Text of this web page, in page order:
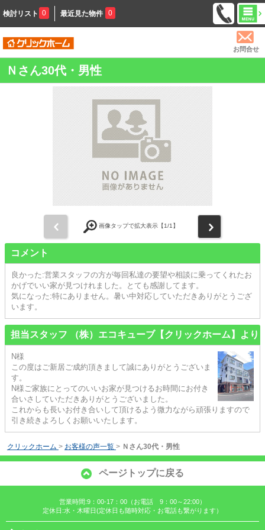
検討リスト 0 最近見た物件 0
お問合せ
Ｎさん30代・男性
画像タップで拡大表示【1/1】
コメント
良かった:営業スタッフの方が毎回私達の要望や相談に乗ってくれたお
かげでいい家が見つけれました。とても感謝してます。
気になった:特にありません。暑い中対応していただきありがとうござ
います。
担当スタッフ （株）エコキューブ【クリックホーム】より
N様
この度はご新居ご成約頂きまして誠にありがとうございま
す。
N様ご家族にとってのいいお家が見つけるお時間にお付き
合いさしていただきありがとうございました。
これからも長いお付き合いして頂けるよう微力ながら頑張りますので
引き続きよろしくお願いいたします。
クリックホーム > お客様の声一覧 > Ｎさん30代・男性
ページトップに戻る
営業時間:9：00-17：00（お電話 9：00～22:00）
定休日:水・木曜日(定休日も随時対応・お電話も繋がります）